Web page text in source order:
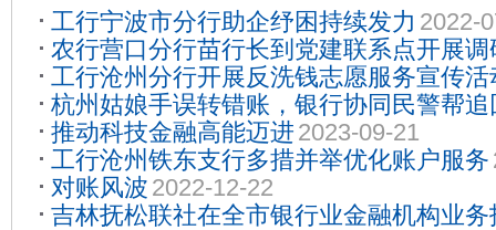
工行宁波市分行助企纾困持续发力 2022-
农行营口分行苗行长到党建联系点开展调
工行沧州分行开展反洗钱志愿服务宣传活
杭州姑娘手误转错账，银行协同民警帮追
推动科技金融高能迈进 2023-09-21
工行沧州铁东支行多措并举优化账户服务
对账风波 2022-12-22
吉林抚松联社在全市银行业金融机构业